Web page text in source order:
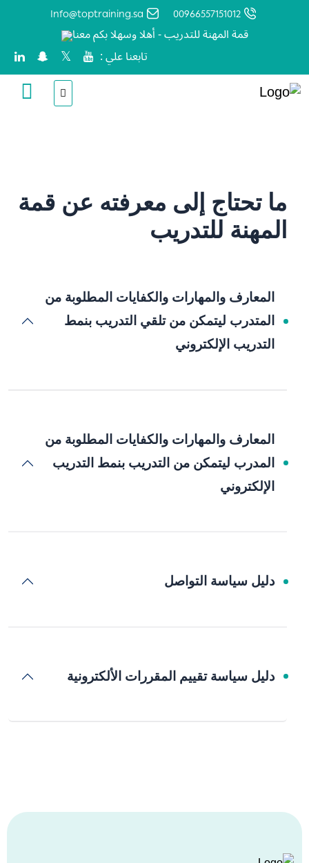
00966557151012
Info@toptraining.sa
قمة المهنة للتدريب - أهلا وسهلا بكم معنا
تابعنا علي :
ما تحتاج إلى معرفته عن قمة
المهنة للتدريب
المعارف والمهارات والكفايات المطلوبة من
المتدرب ليتمكن من تلقي التدريب بنمط
التدريب الإلكتروني
المعارف والمهارات والكفايات المطلوبة من
المدرب ليتمكن من التدريب بنمط التدريب
الإلكتروني
دليل سياسة التواصل
دليل سياسة تقييم المقررات الألكترونية